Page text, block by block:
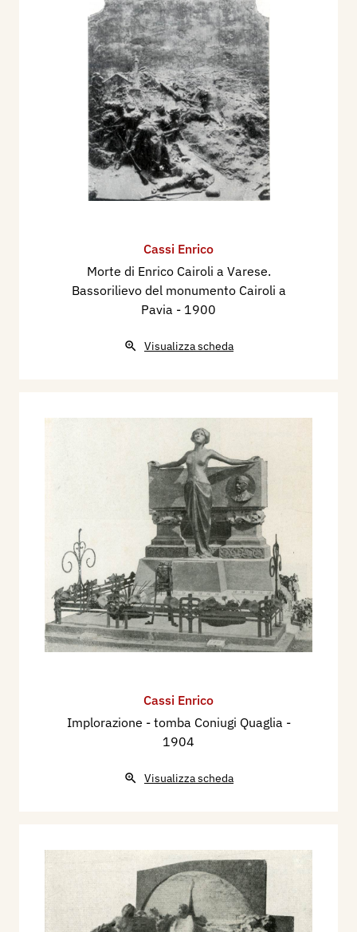
Cassi Enrico
Morte di Enrico Cairoli a Varese.
Bassorilievo del monumento Cairoli a
Pavia - 1900
Visualizza scheda
Cassi Enrico
Implorazione - tomba Coniugi Quaglia -
1904
Visualizza scheda